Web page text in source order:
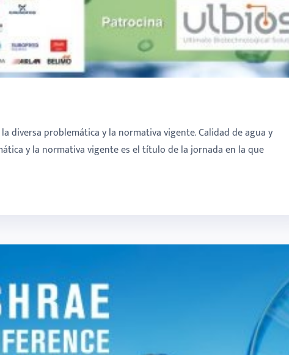
diversa problemática y la normativa vigente. Calidad de agua y
y la normativa vigente es el título de la jornada en la que